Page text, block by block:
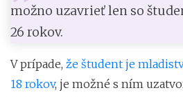
možno uzavrieť len so
26 rokov.
V prípade, že študent je
18 rokov, je možné s ním